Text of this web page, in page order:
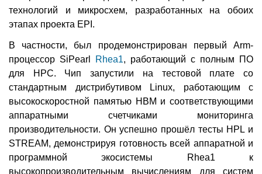
технологий и микросхем, разработанных на обоих
этапах проекта EPI.
В частности, был продемонстрирован первый Arm-
процессор SiPearl
Rhea1, работающий с полным ПО
для HPC. Чип запустили на тестовой плате со
стандартным дистрибутивом Linux, работающим с
высокоскоростной памятью HBM и соответствующими
аппаратными счетчиками мониторинга
производительности. Он успешно прошёл тесты HPL и
STREAM, демонстрируя готовность всей аппаратной и
программной экосистемы Rhea1 к
высокопроизводительным вычислениям для систем